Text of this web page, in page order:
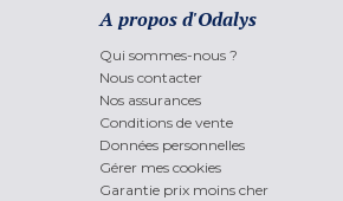
A propos d'Odalys
Qui sommes-nous ?
Nous contacter
Nos assurances
Conditions de vente
Données personnelles
Gérer mes cookies
Garantie prix moins cher